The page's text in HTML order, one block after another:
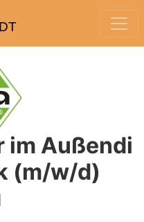
im Außendi
(m/w/d)